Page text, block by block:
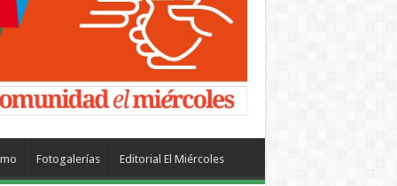
Fotogalerías Editorial El Miércoles